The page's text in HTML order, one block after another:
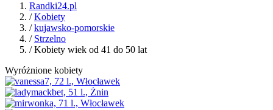
Randki24.pl
/Kobiety
/kujawsko-pomorskie
/ Strzelno
/ Kobiety wiek od 41 do 50 lat
Wyróżnione kobiety